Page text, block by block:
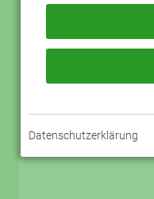
Datenschutzerklärung